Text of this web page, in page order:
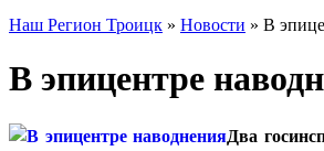
Наш Регион Троицк » Новости » В
В эпицентре
Два